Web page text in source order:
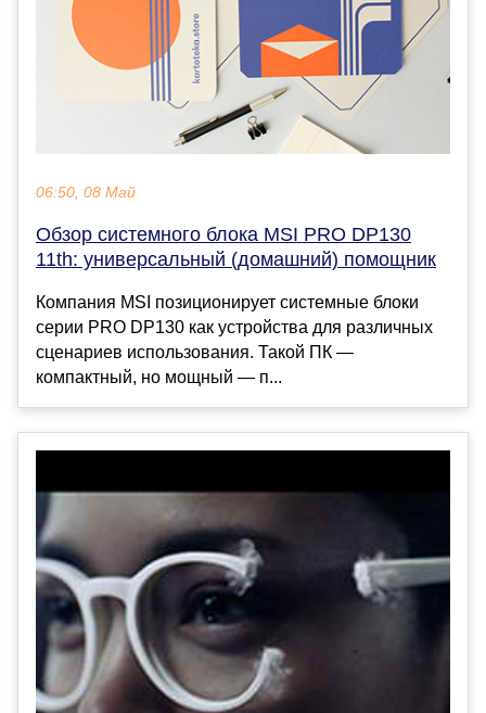
06:50, 08 Май
Обзор системного блока MSI PRO DP130
11th: универсальный (домашний) помощник
Компания MSI позиционирует системные блоки
серии PRO DP130 как устройства для различных
сценариев использования. Такой ПК —
компактный, но мощный — п...